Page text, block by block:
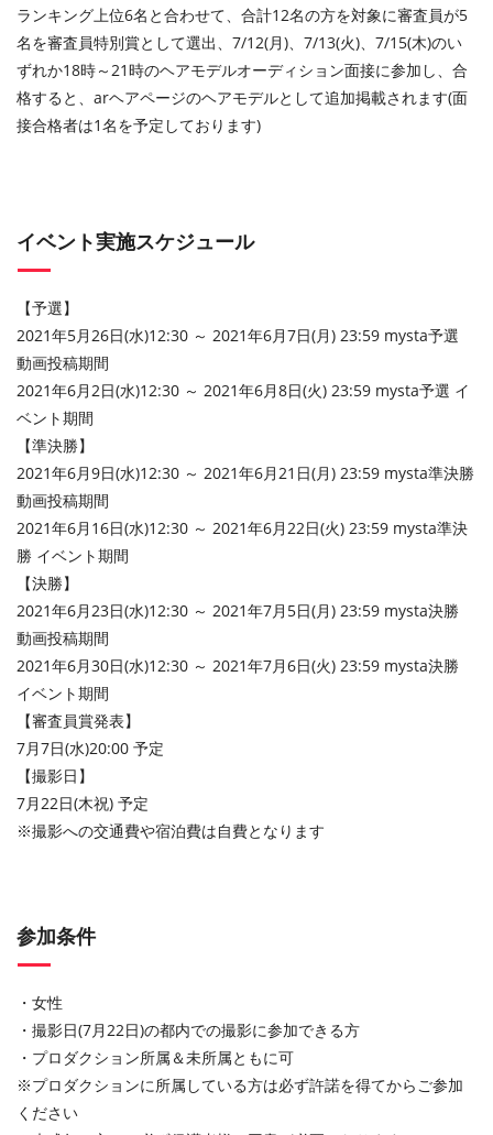
ランキング上位6名と合わせて、合計12名の方を対象に審査員が5
名を審査員特別賞として選出、7/12(月)、7/13(火)、7/15(木)のい
ずれか18時～21時のヘアモデルオーディション面接に参加し、合
格すると、arヘアページのヘアモデルとして追加掲載されます(面
接合格者は1名を予定しております)
イベント実施スケジュール
【予選】
2021年5月26日(水)12:30 ～ 2021年6月7日(月) 23:59 mysta予選
動画投稿期間
2021年6月2日(水)12:30 ～ 2021年6月8日(火) 23:59 mysta予選 イ
ベント期間
【準決勝】
2021年6月9日(水)12:30 ～ 2021年6月21日(月) 23:59 mysta準決勝
動画投稿期間
2021年6月16日(水)12:30 ～ 2021年6月22日(火) 23:59 mysta準決
勝 イベント期間
【決勝】
2021年6月23日(水)12:30 ～ 2021年7月5日(月) 23:59 mysta決勝
動画投稿期間
2021年6月30日(水)12:30 ～ 2021年7月6日(火) 23:59 mysta決勝
イベント期間
【審査員賞発表】
7月7日(水)20:00 予定
【撮影日】
7月22日(木祝) 予定
※撮影への交通費や宿泊費は自費となります
参加条件
・女性
・撮影日(7月22日)の都内での撮影に参加できる方
・プロダクション所属＆未所属ともに可
※プロダクションに所属している方は必ず許諾を得てからご参加
ください